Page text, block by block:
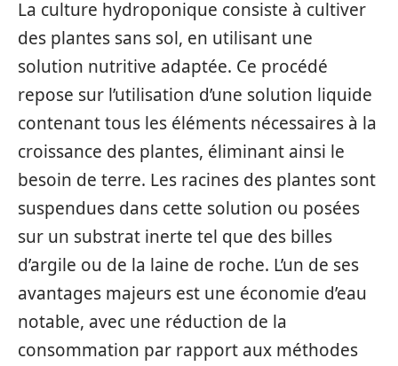
La culture hydroponique consiste à cultiver
des plantes sans sol, en utilisant une
solution nutritive adaptée. Ce procédé
repose sur l’utilisation d’une solution liquide
contenant tous les éléments nécessaires à la
croissance des plantes, éliminant ainsi le
besoin de terre. Les racines des plantes sont
suspendues dans cette solution ou posées
sur un substrat inerte tel que des billes
d’argile ou de la laine de roche. L’un de ses
avantages majeurs est une économie d’eau
notable, avec une réduction de la
consommation par rapport aux méthodes